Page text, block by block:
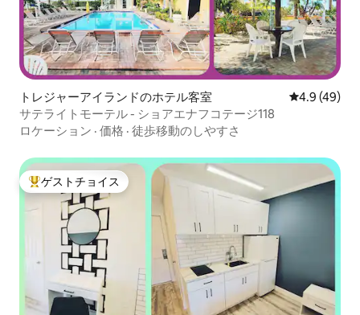
トレジャーアイランドのホテル客室 レビュー49
4.9 (49)
サテライトモーテル - ショアエナフコテージ118
ロケーション · 価格 · 徒歩移動のしやすさ
大好評のゲストチョイスです。
ゲストチョイス